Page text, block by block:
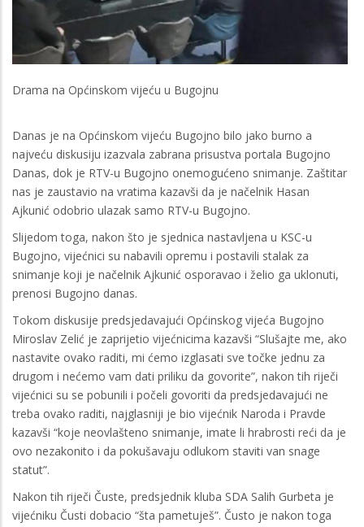
Drama na Općinskom vijeću u Bugojnu
Danas je na Općinskom vijeću Bugojno bilo jako burno a
najveću diskusiju izazvala zabrana prisustva portala Bugojno
Danas, dok je RTV-u Bugojno onemogućeno snimanje. Zaštitar
nas je zaustavio na vratima kazavši da je načelnik Hasan
Ajkunić odobrio ulazak samo RTV-u Bugojno.
Slijedom toga, nakon što je sjednica nastavljena u KSC-u
Bugojno, vijećnici su nabavili opremu i postavili stalak za
snimanje koji je načelnik Ajkunić osporavao i želio ga uklonuti,
prenosi Bugojno danas.
Tokom diskusije predsjedavajući Općinskog vijeća Bugojno
Miroslav Zelić je zaprijetio vijećnicima kazavši “Slušajte me, ako
nastavite ovako raditi, mi ćemo izglasati sve točke jednu za
drugom i nećemo vam dati priliku da govorite”, nakon tih riječi
vijećnici su se pobunili i počeli govoriti da predsjedavajući ne
treba ovako raditi, najglasniji je bio vijećnik Naroda i Pravde
kazavši “koje neovlašteno snimanje, imate li hrabrosti reći da je
ovo nezakonito i da pokušavaju odlukom staviti van snage
statut”.
Nakon tih riječi Čuste, predsjednik kluba SDA Salih Gurbeta je
vijećniku Čusti dobacio “šta pametuješ”. Čusto je nakon toga